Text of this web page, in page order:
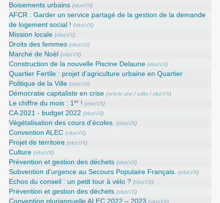
Boisements urbains (elusVX)
AFCR : Garder un service partagé de la gestion de la demande
de logement social ! (elusVX)
Mission locale (elusVX)
Droits des femmes (elusVX)
Marché de Noël (elusVX)
Construction de la nouvelle Piscine Delaune (elusVX)
Quartier Fertile : projet d’agriculture urbaine en Quartier
Politique de la Ville (elusVX)
Démocratie capitaliste en crise (article une /edito /elusVX)
Le chiffre du mois : 1er! (elusVX)
CA 2021 - budget 2022 (elusVX)
Végétalisation des cours d’écoles. (elusVX)
Convention ALEC (elusVX)
Projet de territoire (elusVX)
Culture (elusVX)
Prévention et gestion des déchets (elusVX)
Subvention d’urgence au Secours Populaire Français. (elusVX)
Echos du conseil : un petit tour à vélo ? (elusVX)
Prévention et gestion des déchets (elusVX)
Convention pluriannuelle ALEC 2022 – 2023 (elusVX)